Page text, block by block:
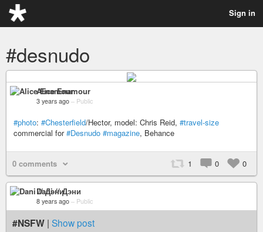
Sign in
#desnudo
Alice Enamour
3 years ago – Public
#photo: #Chesterfield/Hector, model: Chris Reid, #travel-size
commercial for#Desnudo #magazine, Behance
0 comments 1 0 0
Dani // Дэни
8 years ago – Public
#NSFW | Show post